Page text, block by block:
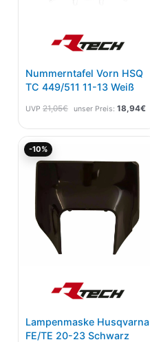
Nummerntafel Vorn HSQ
TC 449/511 11-13 Weiß
UVP 21,05€ unser Preis: 18,94€
-10%
Lampenmaske Husqvarna
FE/TE 20-23 Schwarz
war:
24,30€